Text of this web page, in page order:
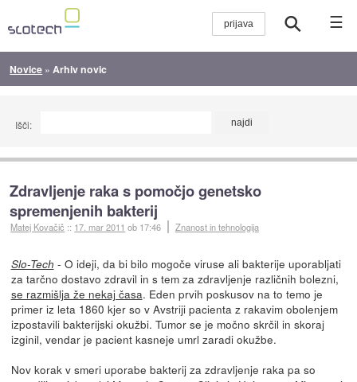
☰
Novice » Arhiv novic
Išči:
Zdravljenje raka s pomočjo genetsko
spremenjenih bakterij
Matej Kovačič :: 17. mar 2011 ob 17:46 Znanost in tehnologija
Slo-Tech - O ideji, da bi bilo mogoče viruse ali bakterije uporabljati
za tarčno dostavo zdravil in s tem za zdravljenje različnih bolezni,
se razmišlja že nekaj časa. Eden prvih poskusov na to temo je
primer iz leta 1860 kjer so v Avstriji pacienta z rakavim obolenjem
izpostavili bakterijski okužbi. Tumor se je močno skrčil in skoraj
izginil, vendar je pacient kasneje umrl zaradi okužbe.
Nov korak v smeri uporabe bakterij za zdravljenje raka pa so